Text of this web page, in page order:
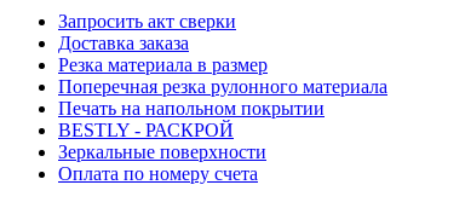
Запросить акт сверки
Доставка заказа
Резка материала в размер
Поперечная резка рулонного материала
Печать на напольном покрытии
BESTLY - РАСКРОЙ
Зеркальные поверхности
Оплата по номеру счета